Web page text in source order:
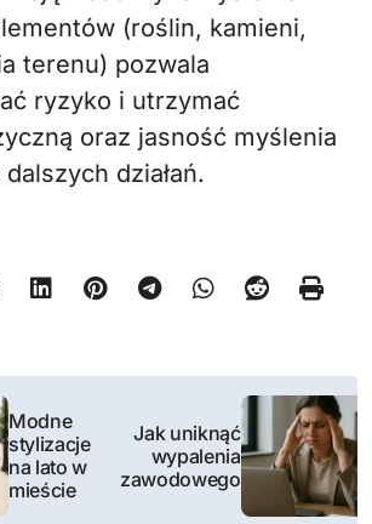
(roślin, kamieni,
terenu) pozwala
ryzyko i utrzymać
oraz jasność myślenia
działań.
Modne
stylizacje
na lato w
mieście
Jak uniknąć
wypalenia
zawodowego